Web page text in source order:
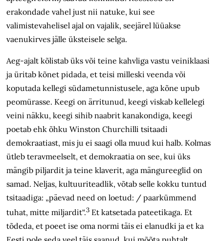
erakondade vahel just nii natuke, kui see
valimistevahelisel ajal on vajalik, seejärel lüüakse
vaenukirves jälle üksteisele selga.
Aeg-ajalt kõlistab üks või teine kahvliga vastu veiniklaasi
ja üritab kõnet pidada, et teisi milleski veenda või
koputada kellegi südametunnistusele, aga kõne upub
peomürasse. Keegi on ärritunud, keegi viskab kellelegi
veini näkku, keegi sihib naabrit kanakondiga, keegi
poetab ehk õhku Winston Churchilli tsitaadi
demokraatiast, mis ju ei saagi olla muud kui halb. Kolmas
ütleb teravmeelselt, et demokraatia on see, kui üks
mängib piljardit ja teine klaverit, aga mängureeglid on
samad. Neljas, kultuuriteadlik, võtab selle kokku tuntud
tsitaadiga: „päevad need on loetud: / paarkümmend
tuhat, mitte miljardit“.3 Et katsetada pateetikaga. Et
tõdeda, et poeet ise oma normi täis ei elanudki ja et ka